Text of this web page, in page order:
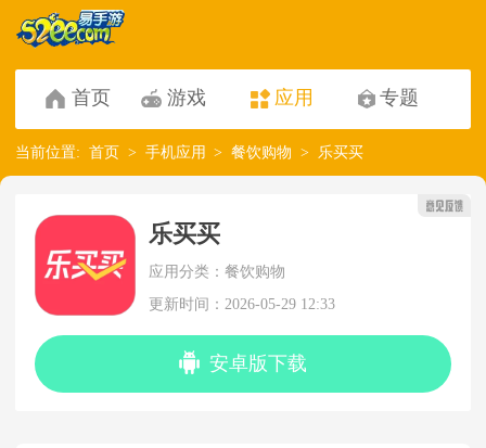
首页 游戏 应用 专题
当前位置: 首页 手机应用 餐饮购物 乐买买
乐买买
应用分类：餐饮购物
更新时间：2026-05-29 12:33
安卓版下载